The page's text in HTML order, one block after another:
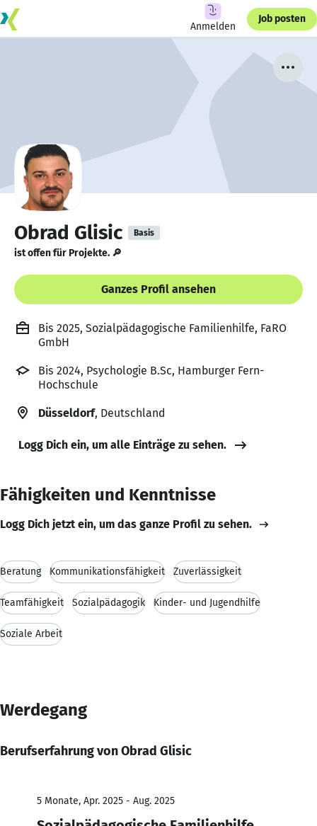
Anmelden
Job posten
Obrad Glisic Basis
ist offen für Projekte. 🔎
Ganzes Profil ansehen
Bis 2025, Sozialpädagogische Familienhilfe, FaRO
GmbH
Bis 2024, Psychologie B.Sc, Hamburger Fern-
Hochschule
Düsseldorf, Deutschland
Logg Dich ein, um alle Einträge zu sehen.
Fähigkeiten und Kenntnisse
Logg Dich jetzt ein, um das ganze Profil zu sehen.
Beratung Kommunikationsfähigkeit Zuverlässigkeit
Teamfähigkeit Sozialpädagogik Kinder- und Jugendhilfe
Soziale Arbeit
Werdegang
Berufserfahrung von Obrad Glisic
5 Monate, Apr. 2025 - Aug. 2025